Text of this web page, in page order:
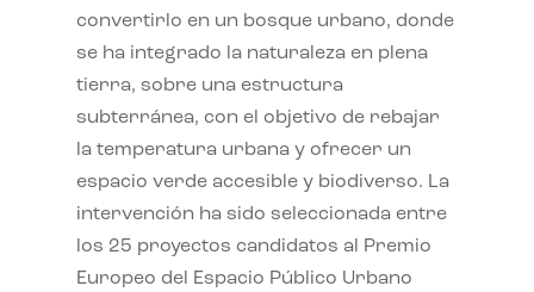
convertirlo en un bosque urbano, donde
se ha integrado la naturaleza en plena
tierra, sobre una estructura
subterránea, con el objetivo de rebajar
la temperatura urbana y ofrecer un
espacio verde accesible y biodiverso. La
intervención ha sido seleccionada entre
los 25 proyectos candidatos al Premio
Europeo del Espacio Público Urbano